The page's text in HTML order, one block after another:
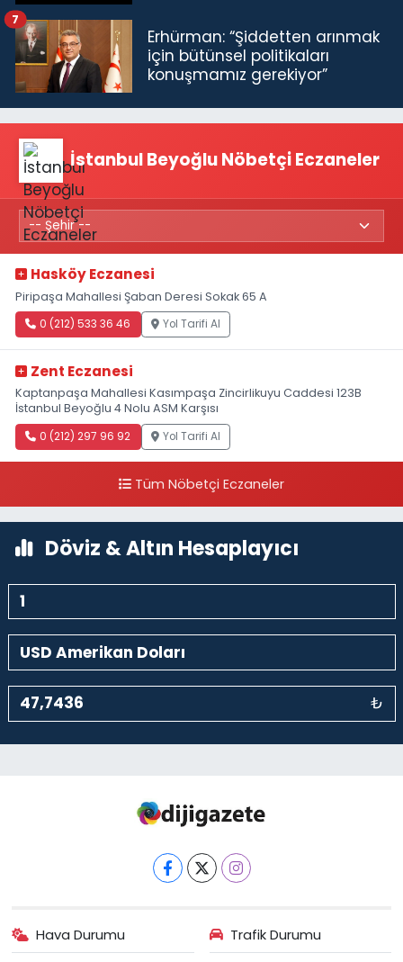
Erhürman: “Şiddetten arınmak
için bütünsel politikaları
konuşmamız gerekiyor”
7
İstanbul Beyoğlu Nöbetçi Eczaneler
Hasköy Eczanesi
Piripaşa Mahallesi Şaban Deresi Sokak 65 A
0 (212) 533 36 46 Yol Tarifi Al
Zent Eczanesi
Kaptanpaşa Mahallesi Kasımpaşa Zincirlikuyu Caddesi 123B
İstanbul Beyoğlu 4 Nolu ASM Karşısı
0 (212) 297 96 92 Yol Tarifi Al
Tüm Nöbetçi Eczaneler
Döviz & Altın Hesaplayıcı
₺
Hava Durumu Trafik Durumu